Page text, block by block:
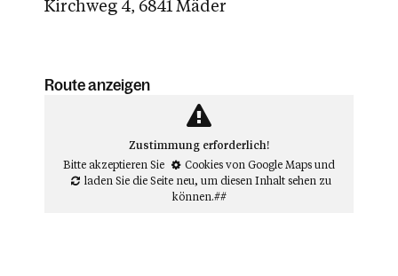
Kirchweg 4, 6841 Mäder
Route anzeigen
Zustimmung erforderlich!
Bitte akzeptieren Sie
Cookies von Google Mapsund
laden Sie die Seite neu, um diesen Inhalt sehen zu
können.##